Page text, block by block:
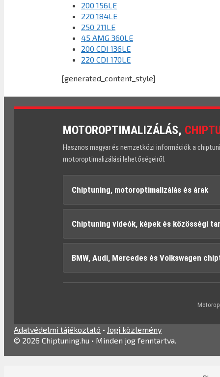
200 156LE
220 184LE
250 211LE
45 AMG 360LE
200 CDI 136LE
220 CDI 170LE
[generated_content_style]
MOTOROPTIMALIZÁLÁS,
Hasznos magyar és nemzetközi információk a
motoroptimalizálási lehetőségeiről.
Chiptuning, motoroptimalizálás és árak
Chiptuning videók, képek és közösségi
BMW, Audi, Mercedes és Volkswagen
Adatvédelmi tájékoztató • Jogi közlemény
© 2026 Chiptuning.hu • Minden jog fenntartva.